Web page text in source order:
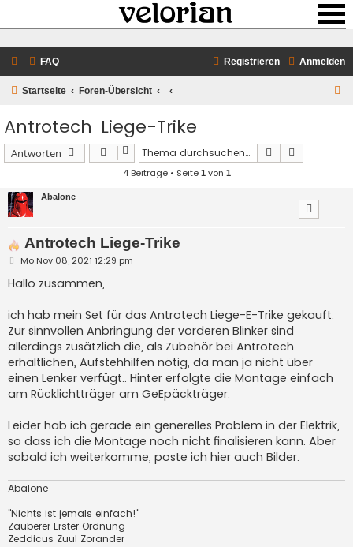
FAQ Anmelden
Registrieren
Startseite Foren-Übersicht
Antrotech Liege-Trike
Antworten Suche
4 Beiträge • Seite 1von 1
Abalone
Antrotech Liege-Trike
B
i
t
a
g
Mo Nov 08, 2021 12:29 pm
Hallo zusammen,
ich hab mein Set für das Antrotech Liege-E-Trike gekauft.
Zur sinnvollen Anbringung der vorderen Blinker sind
allerdings zusätzlich die, als Zubehör bei Antrotech
erhältlichen, Aufstehhilfen nötig, da man ja nicht über
einen Lenker verfügt.. Hinter erfolgte die Montage einfach
am Rücklichtträger am GeEpäckträger.
Leider hab ich gerade ein generelles Problem in der Elektrik,
so dass ich die Montage noch nicht finalisieren kann. Aber
sobald ich weiterkomme, poste ich hier auch Bilder.
Abalone
"Nichts ist jemals einfach!"
Zauberer Erster Ordnung
Zeddicus Zuul Zorander